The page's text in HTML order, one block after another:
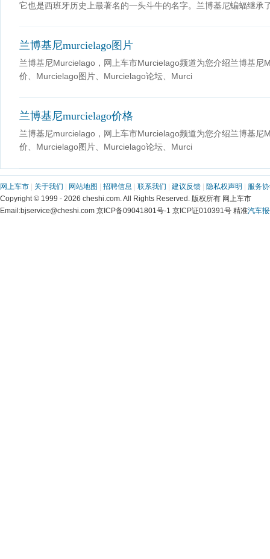
它也是西班牙历史上最著名的一头斗牛的名字。兰博基尼蝙蝠继承
兰博基尼murcielago图片
兰博基尼Murcielago，网上车市Murcielago频道为您介绍兰博基尼
价、Murcielago图片、Murcielago论坛、Murci
兰博基尼murcielago价格
兰博基尼murcielago，网上车市Murcielago频道为您介绍兰博基尼
价、Murcielago图片、Murcielago论坛、Murci
网上车市 关于我们 网站地图 招聘信息 联系我们 建议反馈 隐私权声明
服务
Copyright © 1999 - 2026 cheshi.com. All Rights Reserved. 版权所有 网上车市
Email:bjservice@cheshi.com 京ICP备09041801号-1 京ICP证010391号 精准汽车